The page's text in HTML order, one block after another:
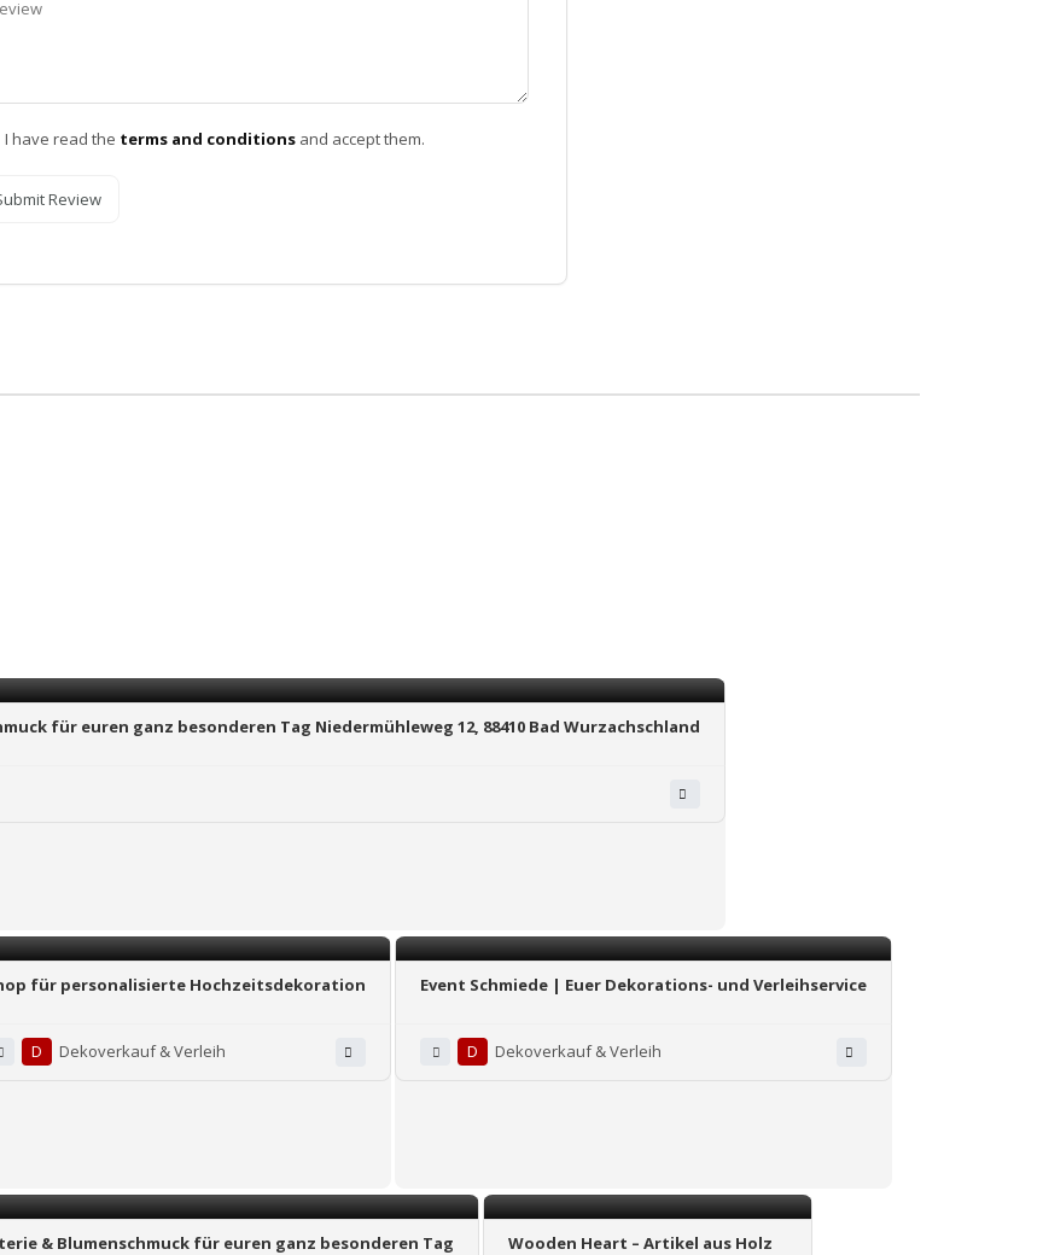
I have read the terms and conditions and accept them.
Review
für euren ganz besonderen Tag Niedermühleweg 12, 88410 Bad Wurzachschland
für personalisierte Hochzeitsdekoration
D Dekoverkauf & Verleih
Event Schmiede | Euer Dekorations- und Verleihservice
D Dekoverkauf & Verleih
& Blumenschmuck für euren ganz besonderen Tag Wooden Heart – Artikel aus Holz